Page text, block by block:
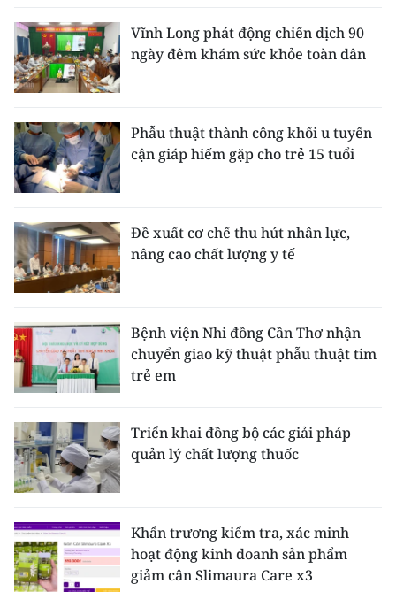
Vĩnh Long phát động chiến dịch 90
ngày đêm khám sức khỏe toàn dân
Phẫu thuật thành công khối u tuyến
cận giáp hiếm gặp cho trẻ 15 tuổi
Đề xuất cơ chế thu hút nhân lực,
nâng cao chất lượng y tế
Bệnh viện Nhi đồng Cần Thơ nhận
chuyển giao kỹ thuật phẫu thuật tim
trẻ em
Triển khai đồng bộ các giải pháp
quản lý chất lượng thuốc
Khẩn trương kiểm tra, xác minh
hoạt động kinh doanh sản phẩm
giảm cân Slimaura Care x3